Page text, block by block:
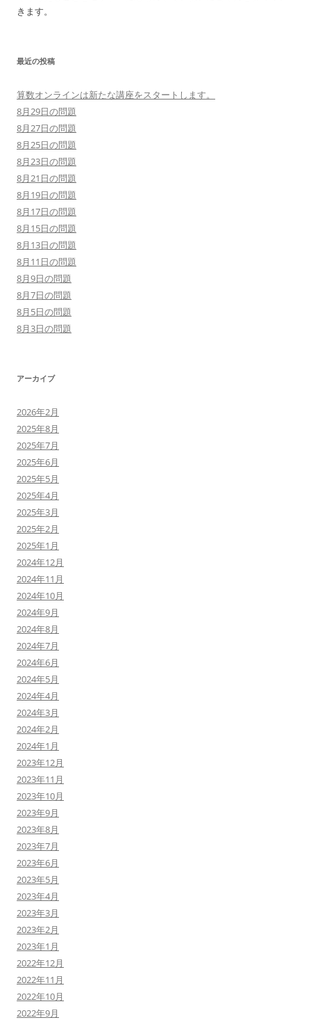
きます。
最近の投稿
算数オンラインは新たな講座をスタートします。
8月29日の問題
8月27日の問題
8月25日の問題
8月23日の問題
8月21日の問題
8月19日の問題
8月17日の問題
8月15日の問題
8月13日の問題
8月11日の問題
8月9日の問題
8月7日の問題
8月5日の問題
8月3日の問題
アーカイブ
2026年2月
2025年8月
2025年7月
2025年6月
2025年5月
2025年4月
2025年3月
2025年2月
2025年1月
2024年12月
2024年11月
2024年10月
2024年9月
2024年8月
2024年7月
2024年6月
2024年5月
2024年4月
2024年3月
2024年2月
2024年1月
2023年12月
2023年11月
2023年10月
2023年9月
2023年8月
2023年7月
2023年6月
2023年5月
2023年4月
2023年3月
2023年2月
2023年1月
2022年12月
2022年11月
2022年10月
2022年9月